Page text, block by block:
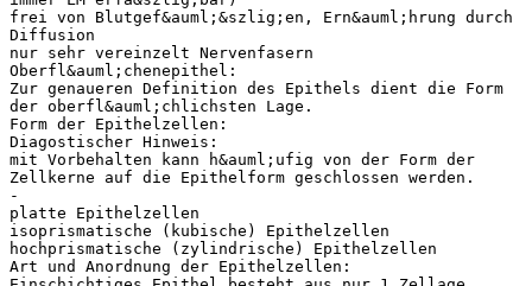
frei von Blutgef&auml;&szlig;en, Ern&auml;hrung durch
Diffusion
nur sehr vereinzelt Nervenfasern
Oberfl&auml;chenepithel:
Zur genaueren Definition des Epithels dient die Form
der oberfl&auml;chlichsten Lage.
Form der Epithelzellen:
Diagostischer Hinweis:
mit Vorbehalten kann h&auml;ufig von der Form der
Zellkerne auf die Epithelform geschlossen werden.
-
platte Epithelzellen
isoprismatische (kubische) Epithelzellen
hochprismatische (zylindrische) Epithelzellen
Art und Anordnung der Epithelzellen: